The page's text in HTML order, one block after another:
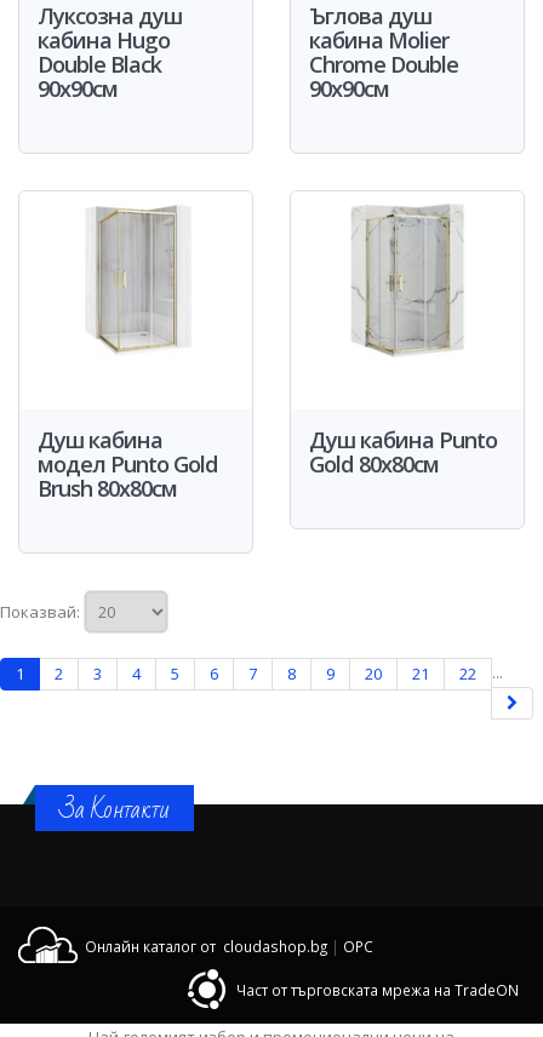
Луксозна душ
кабина Hugo
Double Black
90x90см
Ъглова душ
кабина Molier
Chrome Double
90x90см
Душ кабина
модел Punto Gold
Brush 80x80см
Душ кабина Punto
Gold 80x80см
Показвай:
1 2 3 4 5 6 7 8 9 ...
20 21 22
За Контакти
Онлайн каталог от cloudashop.bg | OPC
Част от търговската мрежа на TradeON